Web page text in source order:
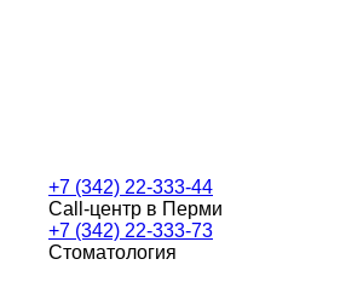
+7 (342) 22-333-44
Call-центр в Перми
+7 (342) 22-333-73
Стоматология